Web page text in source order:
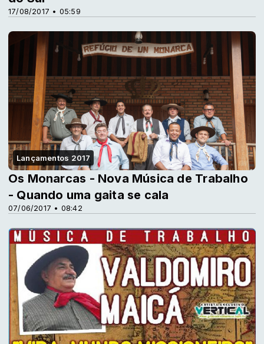
17/08/2017 • 05:59
Lançamentos 2017
07/06/2017 • 08:42
Os Monarcas - Nova Música de Trabalho
- Quando uma gaita se cala